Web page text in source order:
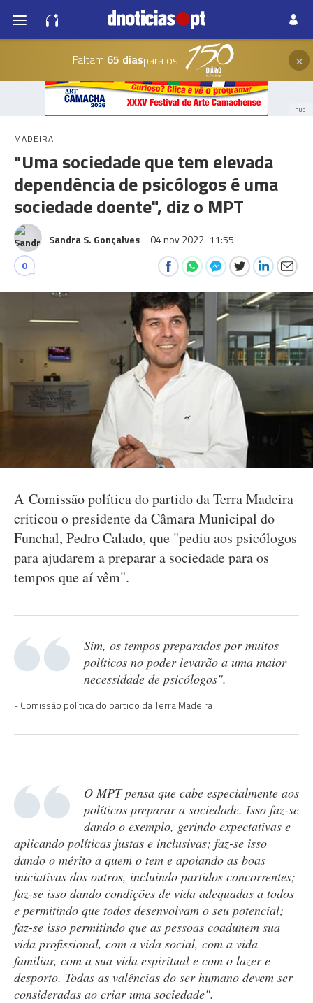
Faltam 65 diaspara os ×
PUB
MADEIRA
"Uma sociedade que tem elevada
dependência de psicólogos é uma
sociedade doente", diz o MPT
Sandra S. Gonçalves 04 nov 2022 11:55
0
A Comissão política do partido da Terra Madeira
criticou o presidente da Câmara Municipal do
Funchal, Pedro Calado, que "pediu aos psicólogos
para ajudarem a preparar a sociedade para os
tempos que aí vêm".
Sim, os tempos preparados por muitos
políticos no poder levarão a uma maior
necessidade de psicólogos".
Comissão política do partido da Terra Madeira
O MPT pensa que cabe especialmente aos
políticos preparar a sociedade. Isso faz-se
dando o exemplo, gerindo expectativas e
aplicando políticas justas e inclusivas; faz-se isso
dando o mérito a quem o tem e apoiando as boas
iniciativas dos outros, incluindo partidos concorrentes;
faz-se isso dando condições de vida adequadas a todos
e permitindo que todos desenvolvam o seu potencial;
faz-se isso permitindo que as pessoas coadunem sua
vida profissional, com a vida social, com a vida
familiar, com a sua vida espiritual e com o lazer e
desporto. Todas as valências do ser humano devem ser
consideradas ao criar uma sociedade".